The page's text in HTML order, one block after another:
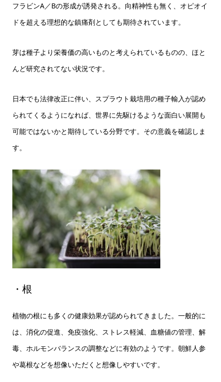
フラビンA／Bの形成が誘発される。向精神性も無く、オピオイ
ドを超える理想的な鎮痛剤としても期待されています。
芽は種子より栄養価の高いものと考えられているものの、ほと
んど研究されてない状況です。
日本でも法律改正に伴い、スプラウト栽培用の種子輸入が認め
られてくるようになれば、世界に先駆けるような面白い展開も
可能ではないかと期待している分野です。その意義を確認しま
す。
・根
植物の根にも多くの健康効果が認められてきました。一般的に
は、消化の促進、免疫強化、ストレス軽減、血糖値の管理、解
毒、ホルモンバランスの調整などに有効のようです。朝鮮人参
や葛根などを想像いただくと想像しやすいです。